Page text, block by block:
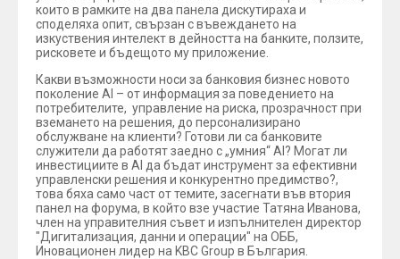
които в рамките на два панела дискутираха и
споделяха опит, свързан с въвеждането на
изкуствения интелект в дейността на банките, ползите,
рисковете и бъдещото му приложение.
Какви възможности носи за банковия бизнес новото
поколение AI – от информация за поведението на
потребителите, управление на риска, прозрачност при
вземането на решения, до персонализирано
обслужване на клиенти? Готови ли са банковите
служители да работят заедно с „умния“ AI? Могат ли
инвестициите в AI да бъдат инструмент за ефективни
управленски решения и конкурентно предимство?,
това бяха само част от темите, засегнати във втория
панел на форума, в който взе участие Татяна Иванова,
член на управителния съвет и изпълнителен директор
"Дигитализация, данни и операции" на ОББ,
Иновационен лидер на KBC Group в България.